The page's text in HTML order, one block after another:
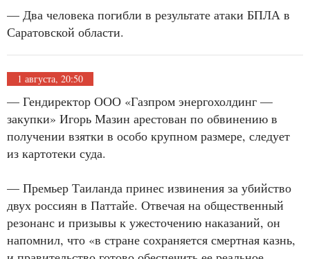
— Два человека погибли в результате атаки БПЛА в
Саратовской области.
1 августа, 20:50
— Гендиректор ООО «Газпром энергохолдинг —
закупки» Игорь Мазин арестован по обвинению в
получении взятки в особо крупном размере, следует
из картотеки суда.
— Премьер Таиланда принес извинения за убийство
двух россиян в Паттайе. Отвечая на общественный
резонанс и призывы к ужесточению наказаний, он
напомнил, что «в стране сохраняется смертная казнь,